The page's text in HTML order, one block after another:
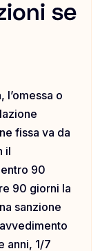
se
l’omessa o
fissa va da
il
90
90 giorni la
sanzione
anni, 1/7